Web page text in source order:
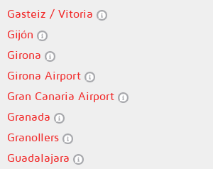
Gasteiz / Vitoria
Gijón
Girona
Girona Airport
Gran Canaria Airport
Granada
Granollers
Guadalajara